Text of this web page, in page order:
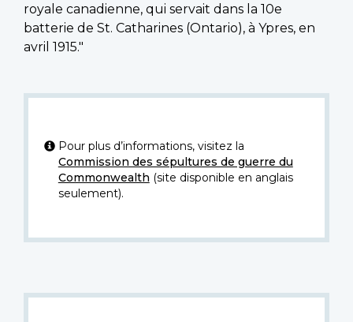
royale canadienne, qui servait dans la 10e
batterie de St. Catharines (Ontario), à Ypres, en
avril 1915."
Pour plus d’informations, visitez la
Commission des sépultures de guerre du
Commonwealth (site disponible en anglais
seulement).